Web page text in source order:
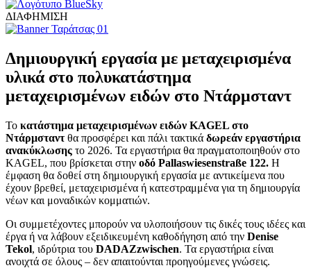
ΔΙΑΦΗΜΙΣΗ
Δημιουργική εργασία με μεταχειρισμένα
υλικά στο πολυκατάστημα
μεταχειρισμένων ειδών στο Ντάρμσταντ
Το κατάστημα μεταχειρισμένων ειδών KAGEL στο
Ντάρμσταντθα προσφέρει και πάλι τακτικά δωρεάν εργαστήρια
ανακύκλωσης το 2026. Τα εργαστήρια θα πραγματοποιηθούν στο
KAGEL, που βρίσκεται στην οδό Pallaswiesenstraße 122. Η
έμφαση θα δοθεί στη δημιουργική εργασία με αντικείμενα που
έχουν βρεθεί, μεταχειρισμένα ή κατεστραμμένα για τη δημιουργία
νέων και μοναδικών κομματιών.
Οι συμμετέχοντες μπορούν να υλοποιήσουν τις δικές τους ιδέες και
έργα ή να λάβουν εξειδικευμένη καθοδήγηση από την Denise
Tekol, ιδρύτρια του DADAZzwischen. Τα εργαστήρια είναι
ανοιχτά σε όλους – δεν απαιτούνται προηγούμενες γνώσεις.